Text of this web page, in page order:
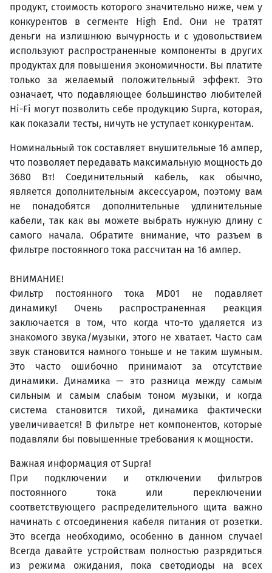
продукт, стоимость которого значительно ниже, чем у
конкурентов в сегменте High End. Они не тратят
деньги на излишнюю вычурность и с удовольствием
используют распространенные компоненты в других
продуктах для повышения экономичности. Вы платите
только за желаемый положительный эффект. Это
означает, что подавляющее большинство любителей
Hi-Fi могут позволить себе продукцию Supra, которая,
как показали тесты, ничуть не уступает конкурентам.
Номинальный ток составляет внушительные 16 ампер,
что позволяет передавать максимальную мощность до
3680 Вт! Соединительный кабель, как обычно,
является дополнительным аксессуаром, поэтому вам
не понадобятся дополнительные удлинительные
кабели, так как вы можете выбрать нужную длину с
самого начала. Обратите внимание, что разъем в
фильтре постоянного тока рассчитан на 16 ампер.
ВНИМАНИЕ!
Фильтр постоянного тока MD01 не подавляет
динамику! Очень распространенная реакция
заключается в том, что когда что-то удаляется из
знакомого звука/музыки, этого не хватает. Часто сам
звук становится намного тоньше и не таким шумным.
Это часто ошибочно принимают за отсутствие
динамики. Динамика — это разница между самым
сильным и самым слабым тоном музыки, и когда
система становится тихой, динамика фактически
увеличивается! В фильтре нет компонентов, которые
подавляли бы повышенные требования к мощности.
Важная информация от Supra!
При подключении и отключении фильтров
постоянного тока или переключении
соответствующего распределительного щита важно
начинать с отсоединения кабеля питания от розетки.
Это всегда необходимо, особенно в данном случае!
Всегда давайте устройствам полностью разрядиться
из режима ожидания, пока светодиоды на всех